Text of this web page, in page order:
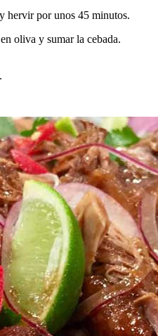
hervir por unos 45 minutos.
oliva y sumar la cebada.